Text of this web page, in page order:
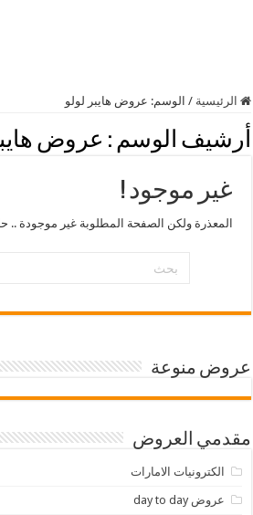
الرئيسية / الوسم: عروض هايبر لولو
أرشيف الوسم : عروض
غير موجود !
المعذرة ولكن الصفحة المطلوبة غير موجودة
عروض منوعة
مقدمي العروض
الكترونيات الامارات
عروض day to day